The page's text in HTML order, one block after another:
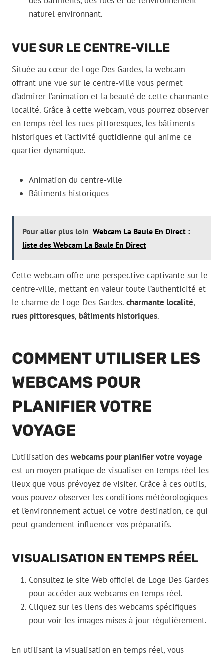
naturel environnant.
VUE SUR LE CENTRE-VILLE
Située au cœur de Loge Des Gardes, la webcam
offrant une vue sur le centre-ville vous permet
d’admirer l’animation et la beauté de cette charmante
localité. Grâce à cette webcam, vous pourrez observer
en temps réel les rues pittoresques, les bâtiments
historiques et l’activité quotidienne qui anime ce
quartier dynamique.
Animation du centre-ville
Bâtiments historiques
Pour aller plus loin Webcam La Baule En Direct :
liste des Webcam La Baule En Direct
Cette webcam offre une perspective captivante sur le
centre-ville, mettant en valeur toute l’authenticité et
le charme de Loge Des Gardes. charmante localité,
rues pittoresques, bâtiments historiques.
COMMENT UTILISER LES
WEBCAMS POUR
PLANIFIER VOTRE
VOYAGE
L’utilisation des webcams pour planifier votre voyage
est un moyen pratique de visualiser en temps réel les
lieux que vous prévoyez de visiter. Grâce à ces outils,
vous pouvez observer les conditions météorologiques
et l’environnement actuel de votre destination, ce qui
peut grandement influencer vos préparatifs.
VISUALISATION EN TEMPS RÉEL
Consultez le site Web officiel de Loge Des Gardes
pour accéder aux webcams en temps réel.
Cliquez sur les liens des webcams spécifiques
pour voir les images mises à jour régulièrement.
En utilisant la visualisation en temps réel, vous